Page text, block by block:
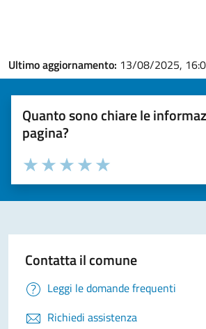
Ultimo aggiornamento: 13/08/2025,
Quanto sono chiare le
pagina?
Valuta la chiarezza delle informazioni (da 1 a 5
Seleziona il numero di stelle per
Valuta 5 stelle su 5
Valuta 4 stelle su 5
Valuta 3 stelle su 5
Valuta 2 stelle su 5
Valuta 1 stelle su 5
Contatta il comune
Leggi le domande frequenti
Richiedi assistenza